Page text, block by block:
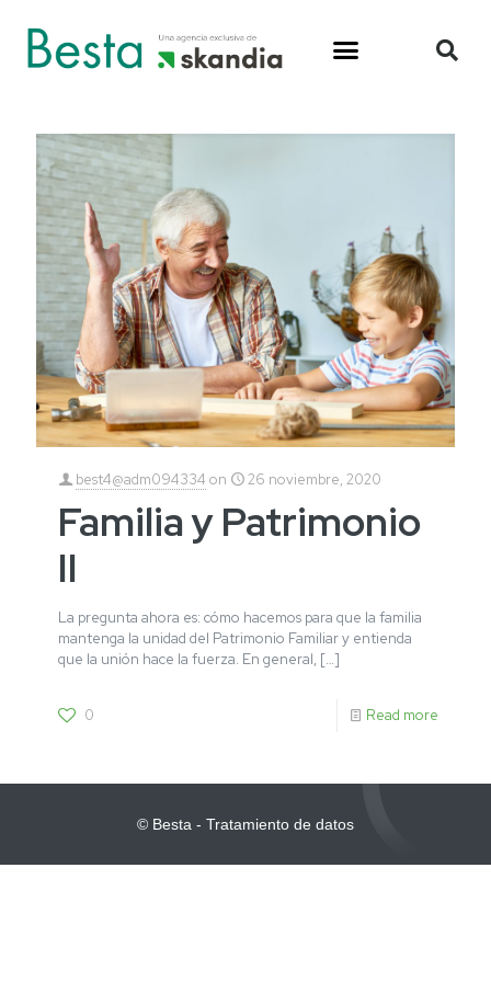
best4@adm094334 on 26 noviembre, 2020
Familia y Patrimonio
II
La pregunta ahora es: cómo hacemos para que la familia
mantenga la unidad del Patrimonio Familiar y entienda
que la unión hace la fuerza. En general, […]
0 Read more
© Besta - Tratamiento de datos